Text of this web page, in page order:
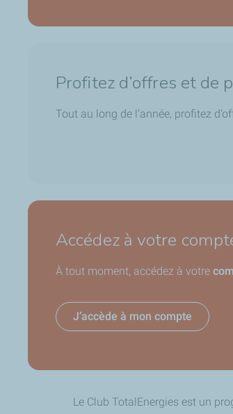
Profitez d’offres et de
Tout au long de l’année, profitez
Accédez à votre
À tout moment, accédez à votre
J’accède à mon compte
Le Club TotalEnergies est un